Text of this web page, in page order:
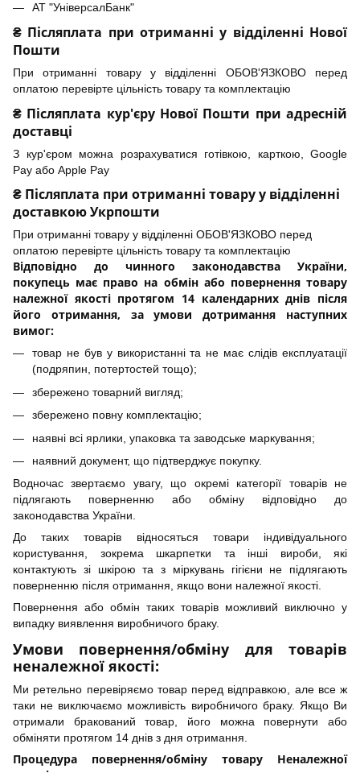
АТ "УніверсалБанк"
₴ Післяплата при отриманні у відділенні Нової
Пошти
При отриманні товару у відділенні ОБОВ'ЯЗКОВО перед
оплатою перевірте цільність товару та комплектацію
₴ Післяплата кур'єру Нової Пошти при адресній
доставці
З кур'єром можна розрахуватися готівкою, карткою, Google
Pay або Apple Pay
₴ Післяплата при отриманні товару у відділенні
доставкою Укрпошти
При отриманні товару у відділенні ОБОВ'ЯЗКОВО перед
оплатою перевірте цільність товару та комплектацію
Відповідно до чинного законодавства України,
покупець має право на обмін або повернення товару
належної якості протягом 14 календарних днів після
його отримання, за умови дотримання наступних
вимог:
товар не був у використанні та не має слідів експлуатації
(подряпин, потертостей тощо);
збережено товарний вигляд;
збережено повну комплектацію;
наявні всі ярлики, упаковка та заводське маркування;
наявний документ, що підтверджує покупку.
Водночас звертаємо увагу, що окремі категорії товарів не
підлягають поверненню або обміну відповідно до
законодавства України.
До таких товарів відносяться товари індивідуального
користування, зокрема шкарпетки та інші вироби, які
контактують зі шкірою та з міркувань гігієни не підлягають
поверненню після отримання, якщо вони належної якості.
Повернення або обмін таких товарів можливий виключно у
випадку виявлення виробничого браку.
Умови повернення/обміну для товарів
неналежної якості:
Ми ретельно перевіряємо товар перед відправкою, але все ж
таки не виключаємо можливість виробничого браку. Якщо Ви
отримали бракований товар, його можна повернути або
обміняти протягом 14 днів з дня отримання.
Процедура повернення/обміну товару Неналежної